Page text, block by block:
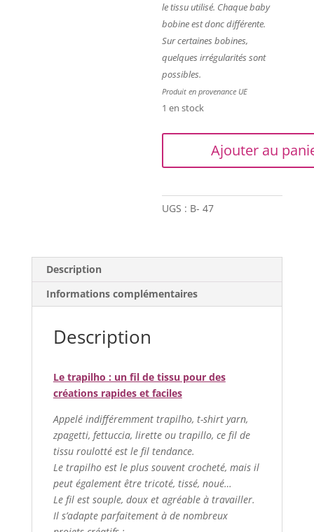
le tissu utilisé. Chaque baby
bobine est donc différente.
Sur certaines bobines,
quelques irrégularités sont
possibles.
Produit en provenance UE
1 en stock
Trapilho
10
-
multicolores
Ajouter au
UGS : B- 47
Description
Informations complémentaires
Description
Le trapilho : un fil de tissu pour des
créations rapides et faciles
Appelé indifféremment trapilho, t-shirt yarn,
zpagetti, fettuccia, lirette ou trapillo, ce fil de
tissu roulotté est le fil tendance.
Le trapilho est le plus souvent crocheté, mais il
peut également être tricoté, tissé, noué…
Le fil est souple, doux et agréable à travailler.
Il s’adapte parfaitement à de nombreux